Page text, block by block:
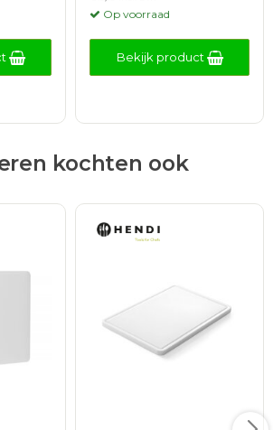
Op voorraad
Bekijk product
kochten ook